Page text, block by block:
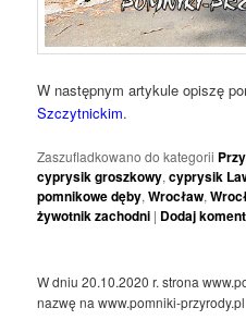
W następnym artykule opiszę
Szczytnickim.
Zaszufladkowano do kategorii
cyprysik groszkowy,cyprysik
pomnikowe dęby,Wrocław,
żywotnik zachodni | Dodaj
W dniu 20.10.2020 r. strona
nazwę na www.pomniki-przyrody.pl